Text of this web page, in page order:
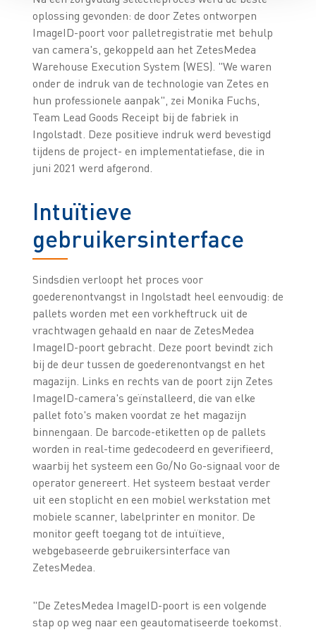
oplossing gevonden: de door Zetes ontworpen
ImageID-poort voor palletregistratie met behulp
van camera's, gekoppeld aan het ZetesMedea
Warehouse Execution System (WES). "We waren
onder de indruk van de technologie van Zetes en
hun professionele aanpak", zei Monika Fuchs,
Team Lead Goods Receipt bij de fabriek in
Ingolstadt. Deze positieve indruk werd bevestigd
tijdens de project- en implementatiefase, die in
juni 2021 werd afgerond.
Intuïtieve
gebruikersinterface
Sindsdien verloopt het proces voor
goederenontvangst in Ingolstadt heel eenvoudig: de
pallets worden met een vorkheftruck uit de
vrachtwagen gehaald en naar de ZetesMedea
ImageID-poort gebracht. Deze poort bevindt zich
bij de deur tussen de goederenontvangst en het
magazijn. Links en rechts van de poort zijn Zetes
ImageID-camera's geïnstalleerd, die van elke
pallet foto's maken voordat ze het magazijn
binnengaan. De barcode-etiketten op de pallets
worden in real-time gedecodeerd en geverifieerd,
waarbij het systeem een Go/No Go-signaal voor de
operator genereert. Het systeem bestaat verder
uit een stoplicht en een mobiel werkstation met
mobiele scanner, labelprinter en monitor. De
monitor geeft toegang tot de intuïtieve,
webgebaseerde gebruikersinterface van
ZetesMedea.
"De ZetesMedea ImageID-poort is een volgende
stap op weg naar een geautomatiseerde toekomst.